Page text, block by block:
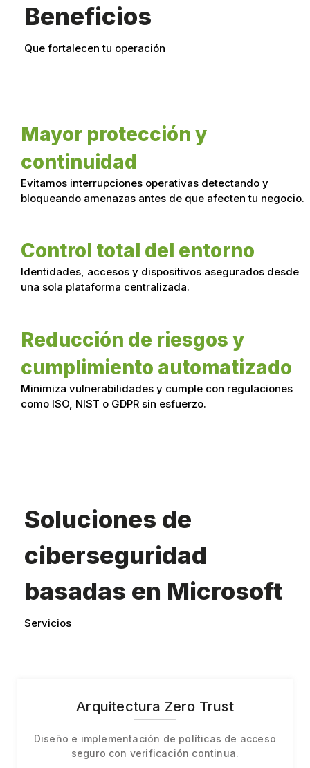
Beneficios
Que fortalecen tu operación
Mayor protección y
continuidad
Evitamos interrupciones operativas detectando y
bloqueando amenazas antes de que afecten tu negocio.
Control total del entorno
Identidades, accesos y dispositivos asegurados desde
una sola plataforma centralizada.
Reducción de riesgos y
cumplimiento automatizado
Minimiza vulnerabilidades y cumple con regulaciones
como ISO, NIST o GDPR sin esfuerzo.
Soluciones de
ciberseguridad
basadas en Microsoft
Servicios
Arquitectura Zero Trust
Diseño e implementación de políticas de acceso
seguro con verificación continua.